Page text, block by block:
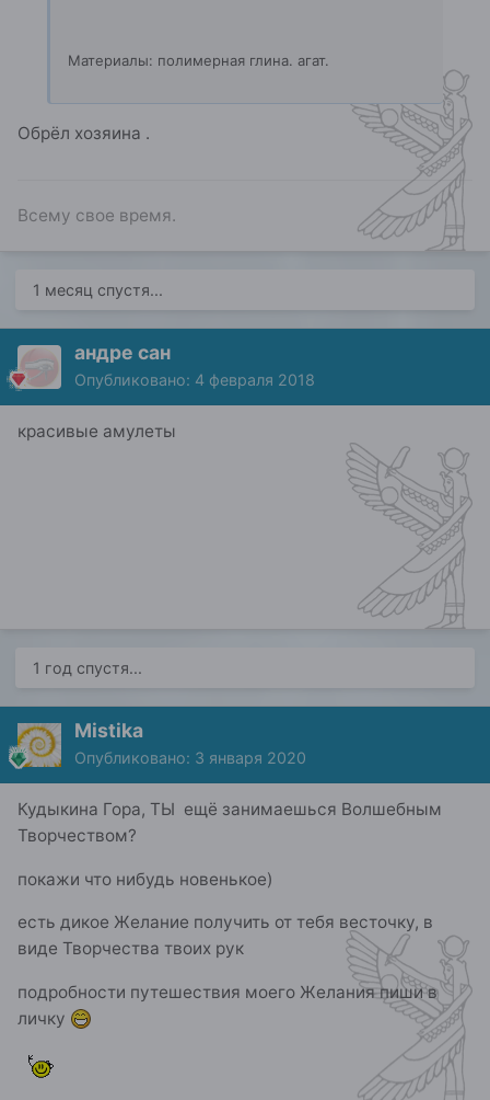
Материалы: полимерная глина. агат.
Обрёл хозяина .
Всему свое время.
1 месяц спустя...
андре сан
Опубликовано: 4 февраля 2018
красивые амулеты
1 год спустя...
Mistika
Опубликовано: 3 января 2020
Кудыкина Гора, ТЫ ещё занимаешься Волшебным
Творчеством?
покажи что нибудь новенькое)
есть дикое Желание получить от тебя весточку, в
виде Творчества твоих рук
подробности путешествия моего Желания пиши в
личку